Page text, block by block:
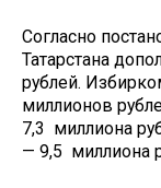
Согласно
Татарстана
рублей.
миллионов
7,3 миллиона
— 9,5 миллиона